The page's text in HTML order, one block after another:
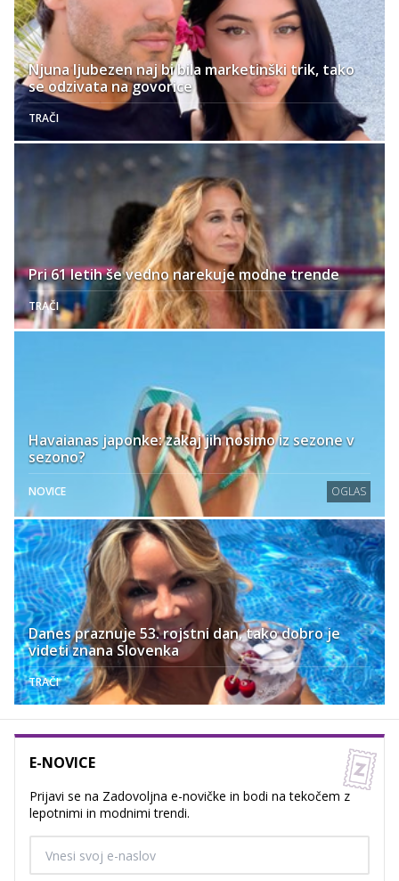
Njuna ljubezen naj bi bila marketinški trik, tako
se odzivata na govorice
TRAČI
Pri 61 letih še vedno narekuje modne trende
TRAČI
Havaianas japonke: zakaj jih nosimo iz sezone v
sezono?
NOVICE OGLAS
Danes praznuje 53. rojstni dan, tako dobro je
videti znana Slovenka
TRAČI
E-NOVICE
Prijavi se na Zadovoljna e-novičke in bodi na tekočem z
lepotnimi in modnimi trendi.